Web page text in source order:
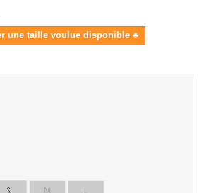
une taille voulue disponible ♣